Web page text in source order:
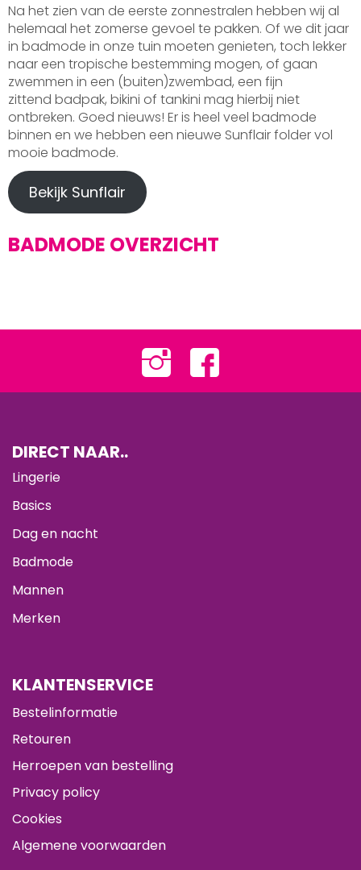
Na het zien van de eerste zonnestralen hebben wij al
helemaal het zomerse gevoel te pakken. Of we dit jaar
in badmode in onze tuin moeten genieten, toch lekker
naar een tropische bestemming mogen, of gaan
zwemmen in een (buiten)zwembad, een fijn
zittend badpak, bikini of tankini mag hierbij niet
ontbreken. Goed nieuws! Er is heel veel badmode
binnen en we hebben een nieuwe Sunflair folder vol
mooie badmode.
Bekijk Sunflair
BADMODE OVERZICHT
DIRECT NAAR..
Lingerie
Basics
Dag en nacht
Badmode
Mannen
Merken
KLANTENSERVICE
Bestelinformatie
Retouren
Herroepen van bestelling
Privacy policy
Cookies
Algemene voorwaarden